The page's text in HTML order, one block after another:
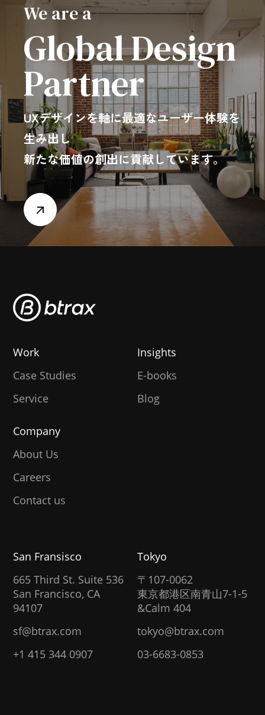
We are a
Global Design
Partner
UXデザインを軸に最適なユーザー体験を
生み出し
新たな価値の創出に貢献しています。
Work
Case Studies
Service
Insights
E-books
Blog
Company
About Us
Careers
Contact us
San Fransisco
665 Third St. Suite 536
San Francisco, CA
94107
sf@btrax.com
+1 415 344 0907
Tokyo
〒107-0062
東京都港区南青山7-1-5
&Calm 404
tokyo@btrax.com
03-6683-0853